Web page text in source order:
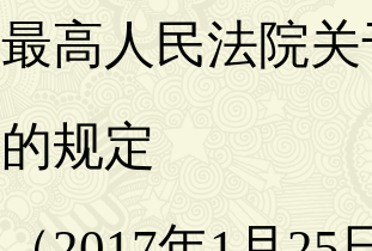
最高人民法院
的规定